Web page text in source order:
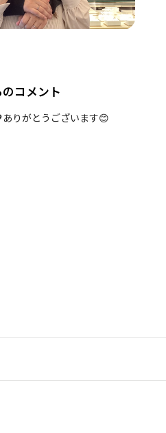
コメント
りがとうございます😊